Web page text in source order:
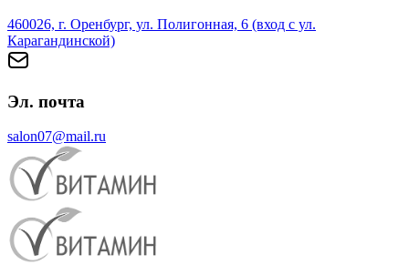
460026, г. Оренбург, ул. Полигонная, 6 (вход с ул.
Карагандинской)
Эл. почта
salon07@mail.ru